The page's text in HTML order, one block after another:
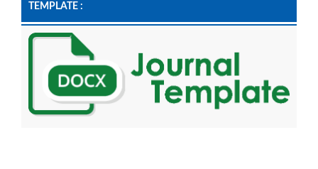
TEMPLATE :